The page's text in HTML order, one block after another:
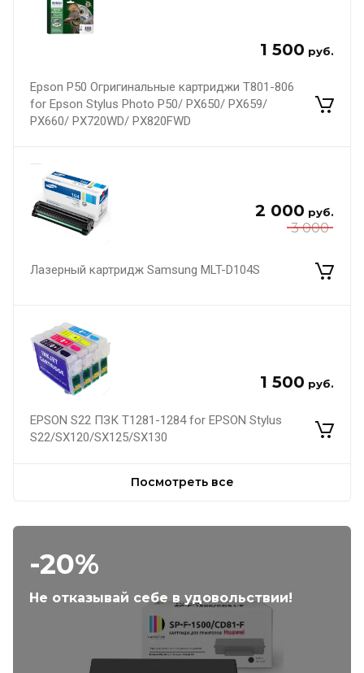
1 500 руб.
Epson P50 Огригинальные картриджи T801-806
for Epson Stylus Photo P50/ PX650/ PX659/
PX660/ PX720WD/ PX820FWD
3 000
2 000 руб.
Лазерный картридж Samsung MLT-D104S
1 500 руб.
EPSON S22 ПЗК Т1281-1284 for EPSON Stylus
S22/SX120/SX125/SX130
Посмотреть все
-20%
Не отказывай себе в удовольствии!